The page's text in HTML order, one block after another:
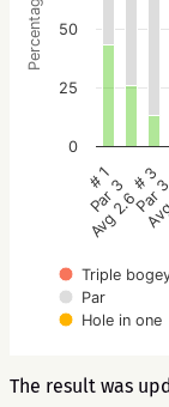
Percentage
Triple
Par
Hole in one
# 1
Par 3
Avg 2.6
# 3
Par
0
25
50
The result was